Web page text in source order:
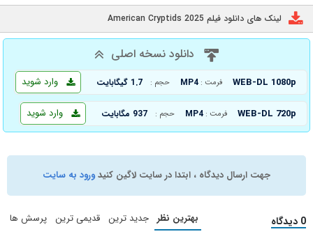
لینک های دانلود فیلم American Cryptids 2025
دانلود نسخه اصلی
WEB-DL 1080p فرمت : MP4 حجم : 1.7 گیگابایت وارد شوید
WEB-DL 720p فرمت : MP4 حجم : 937 مگابایت وارد شوید
جهت ارسال دیدگاه ، ابتدا در سایت لاگین کنیدورود به سایت
0 دیدگاه بهترین نظر جدید ترین قدیمی ترین پرسش ها